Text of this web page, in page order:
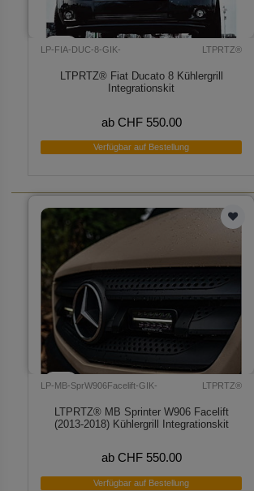
LP-FIA-DUC-8-GIK- LTPRTZ®
LTPRTZ® Fiat Ducato 8 Kühlergrill
Integrationskit
ab CHF 550.00
Verfügbar auf Bestellung
LP-MB-SprW906Facelift-GIK- LTPRTZ®
LTPRTZ® MB Sprinter W906 Facelift
(2013-2018) Kühlergrill Integrationskit
ab CHF 550.00
Verfügbar auf Bestellung